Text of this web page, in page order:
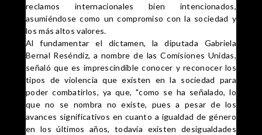
reclamos internacionales bien intencionados,
asumiéndose como un compromiso con la sociedad y
los más altos valores.
Al fundamentar el dictamen, la diputada Gabriela
Bernal Reséndiz, a nombre de las Comisiones Unidas,
señaló que es imprescindible conocer y reconocer los
tipos de violencia que existen en la sociedad para
poder combatirlos, ya que, "como se ha señalado, lo
que no se nombra no existe, pues a pesar de los
avances significativos en cuanto a igualdad de género
en los últimos años, todavía existen desigualdades